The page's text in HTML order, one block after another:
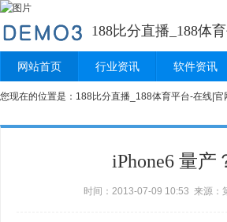
188比分直播_188体
网站首页 行业资讯 软件资讯
您现在的位置是： 188比分直播_188体育平台-在线|官
iPhone6 量
时间：2013-07-09 10:53 来源：